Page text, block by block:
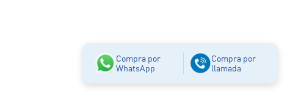
Compra por
WhatsApp
Compra por
llamada